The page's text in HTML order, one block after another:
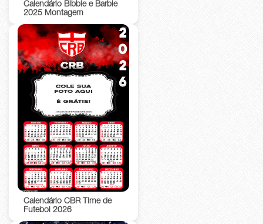
Calendário Bibble e Barbie
2025 Montagem
Calendário CBR Time de
Futebol 2026